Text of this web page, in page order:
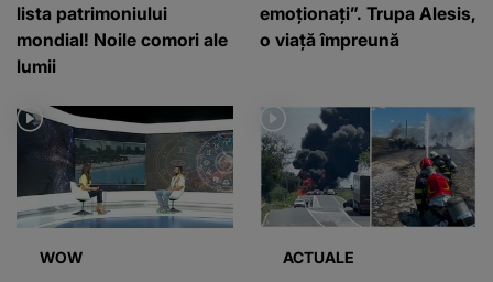
lista patrimoniului
mondial! Noile comori ale
lumii
emoționați”. Trupa Alesis,
o viață împreună
WOW ACTUALE